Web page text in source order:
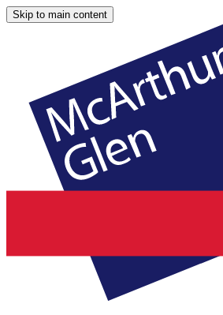
Skip to main content